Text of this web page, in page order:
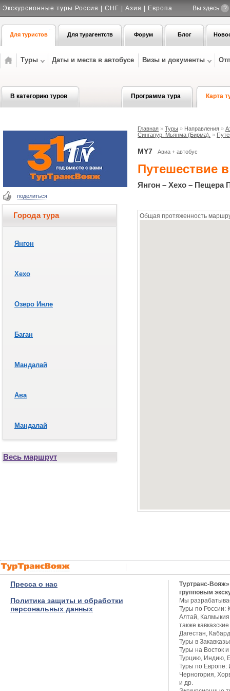
Экскурсионные туры Россия | СНГ | Азия | Европа Вы здесь ?
Для туристов Для турагентств Форум Блог
Туры Даты и места в автобусе Визы и документы
В категорию туров Программа тура Карта
Главная » Туры » Направления »
Сингапур. Мьянма (Бирма).
»
MY7 Авиа + автобус
Путешествие
Янгон – Хехо – Пещера
Общая протяженность
поделиться
Города тура
Янгон
Хехо
Озеро Инле
Баган
Мандалай
Ава
Мандалай
Весь маршрут
Пресса о нас
Политика защиты и обработки
персональных данных
Туртранс-
групповым
Мы
Туры по России:
Алтай,
также
Дагестан,
Туры в
Туры на Восток
Турцию, Индию,
Туры по Европе:
Черногория,
и др.